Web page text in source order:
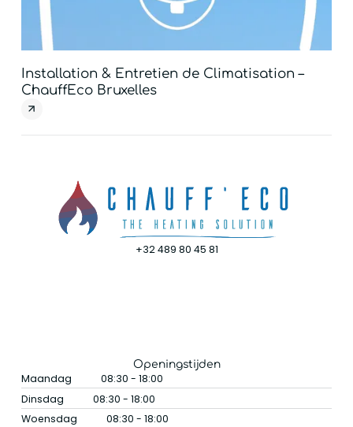
Installation & Entretien de Climatisation –
ChauffEco Bruxelles
+32 489 80 45 81
Openingstijden
Maandag
08:30 - 18:00
Dinsdag
08:30 - 18:00
Woensdag
08:30 - 18:00